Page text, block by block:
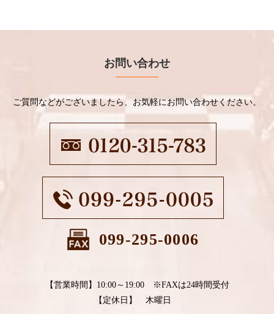
お問い合わせ
ご質問などがございましたら、お気軽にお問い合わせください。
099-295-0006
【営業時間】10:00～19:00 ※FAXは24時間受付
【定休日】 木曜日